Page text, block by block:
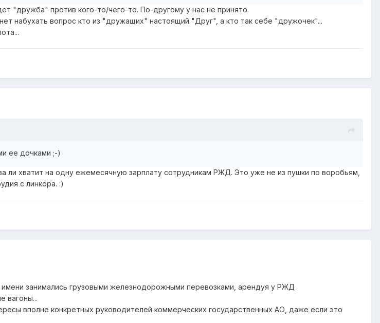
"дружба" против кого-то/чего-то. По-другому у нас не принято.
набухать вопрос кто из "дружащих" настоящий "Друг", а кто так себе "дружочек"...
ее дочками ;-)
ли хватит на одну ежемесячную зарплату сотрудникам РЖД. Это уже не из пушки по воробьям,
с линкора. :)
занимались грузовыми железнодорожными перевозками, арендуя у РЖД
вагоны...
вполне конкретных руководителей коммерческих государственных АО, даже если это